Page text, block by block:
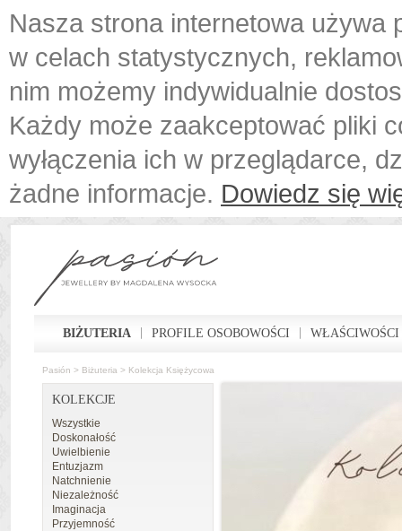
Nasza strona internetowa używa
w celach statystycznych,
nim możemy indywidualnie
Każdy może zaakceptować pliki
wyłączenia ich w przeglądarce,
żadne informacje. Dowiedz się
BIŻUTERIA PROFILE OSOBOWOŚCI
Pasión > Biżuteria > Kolekcja Księżycowa
KOLEKCJE
Wszystkie
Doskonałość
Uwielbienie
Entuzjazm
Natchnienie
Niezależność
Imaginacja
Przyjemność